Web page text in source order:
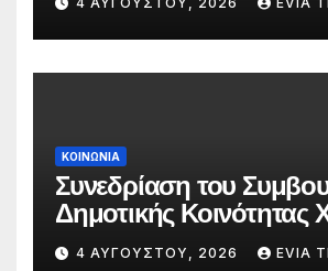
ΚΟΙΝΩΝΙΑ
Συνεδρίαση του
Δημοτικής Κοινότητας
την 5 Αυγούστου
4 ΑΥΓΟΎΣΤΟΥ, 2026 EVIA